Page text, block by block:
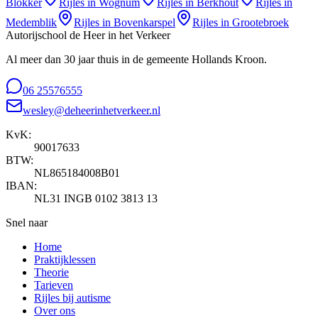
Medemblik
Rijles in Bovenkarspel Rijles in Grootebroek
Autorijschool de Heer in het Verkeer
Al meer dan 30 jaar thuis in de gemeente Hollands Kroon.
06 25576555
wesley@deheerinhetverkeer.nl
KvK:
90017633
BTW:
NL865184008B01
IBAN:
NL31 INGB 0102 3813 13
Snel naar
Home
Praktijklessen
Theorie
Tarieven
Rijles bij autisme
Over ons